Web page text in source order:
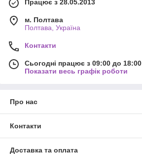
Працює з 28.05.2013
м. Полтава
Полтава, Україна
Контакти
Сьогодні працює з 09:00 до 18:00
Показати весь графік роботи
Про нас
Контакти
Доставка та оплата